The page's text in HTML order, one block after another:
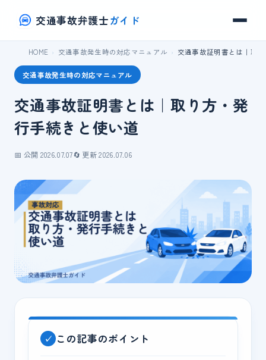
交通事故弁護士ガイド
HOME 交通事故発生時の対応マニュアル 交通事故証明書とは｜取
交通事故発生時の対応マニュアル
交通事故証明書とは｜取り方・発
行手続きと使い道
📅 公開 2026.07.07🔄 更新 2026.07.06
この記事のポイント